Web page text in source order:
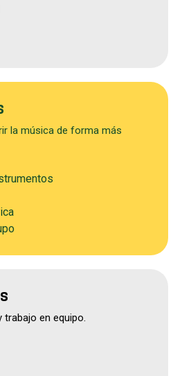
la música de forma más
trabajo en equipo.